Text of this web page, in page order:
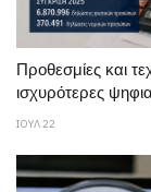
Προθεσμίες και
ισχυρότερες
ΙΟΥΛ 22